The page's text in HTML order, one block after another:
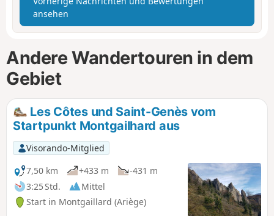
ansehen
Andere Wandertouren in dem
Gebiet
Les Côtes und Saint-Genès vom
Startpunkt Montgailhard aus
Visorando-Mitglied
7,50 km
+433 m
-431 m
3:25 Std.
Mittel
Start in Montgaillard (Ariège)